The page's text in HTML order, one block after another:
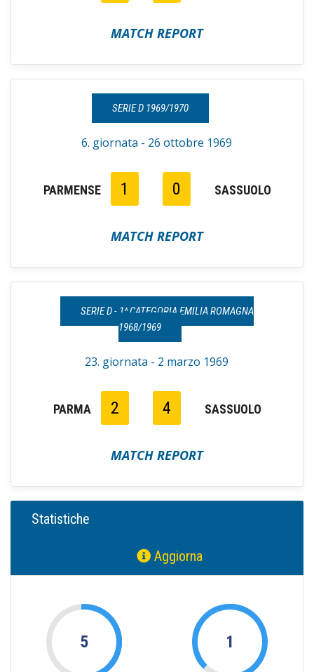
MATCH REPORT
SERIE D 1969/1970
6. giornata - 26 ottobre 1969
PARMENSE 1 0 SASSUOLO
MATCH REPORT
SERIE D - 1^ CATEGORIA EMILIA ROMAGNA
1968/1969
23. giornata - 2 marzo 1969
PARMA 2 4 SASSUOLO
MATCH REPORT
Statistiche
Aggiorna
5 1